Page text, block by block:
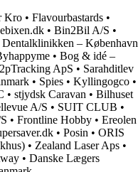
Kro • Flavourbastards •
• Bin2Bil A/S •
Dentalklinikken – København
• Bog & idé –
ApS • Sarahditlev
• Spies • Kyllingogco •
• stjydsk Caravan • Bilhuset
A/S • SUIT CLUB •
• Frontline Hobby • Ereolen
• Posin • ORIS
• Zealand Laser Aps •
• Danske Lægers